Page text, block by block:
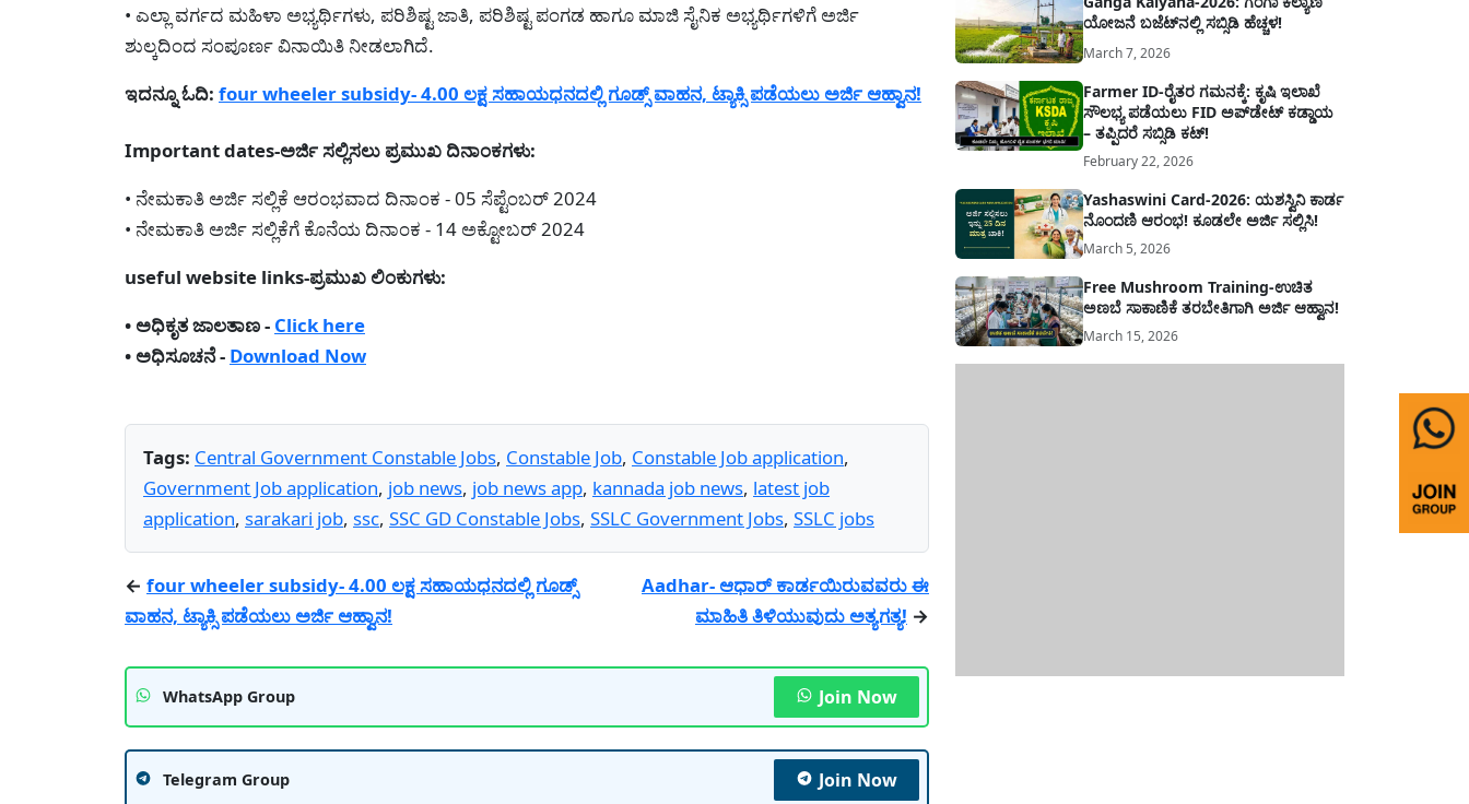
• ಎಲ್ಲಾ ವರ್ಗದ ಮಹಿಳಾ ಅಭ್ಯರ್ಥಿಗಳು, ಪರಿಶಿಷ್ಟ ಜಾತಿ, ಪರಿಶಿಷ್ಟ ಪಂಗಡ ಹಾಗೂ ಮಾಜಿ ಸೈನಿಕ ಅಭ್ಯರ್ಥಿಗಳಿಗೆ ಅರ್ಜಿ
ಶುಲ್ಕದಿಂದ ಸಂಪೂರ್ಣ ವಿನಾಯಿತಿ ನೀಡಲಾಗಿದೆ.
ಇದನ್ನೂ ಓದಿ: four wheeler subsidy- 4.00 ಲಕ್ಷ ಸಹಾಯಧನದಲ್ಲಿ ಗೂಡ್ಸ್ ವಾಹನ, ಟ್ಯಾಕ್ಸಿ ಪಡೆಯಲು ಅರ್ಜಿ ಆಹ್ವಾನ!
Important dates-ಅರ್ಜಿ ಸಲ್ಲಿಸಲು ಪ್ರಮುಖ ದಿನಾಂಕಗಳು:
• ನೇಮಕಾತಿ ಅರ್ಜಿ ಸಲ್ಲಿಕೆ ಆರಂಭವಾದ ದಿನಾಂಕ - 05 ಸೆಪ್ಟೆಂಬರ್ 2024
• ನೇಮಕಾತಿ ಅರ್ಜಿ ಸಲ್ಲಿಕೆಗೆ ಕೊನೆಯ ದಿನಾಂಕ - 14 ಅಕ್ಟೋಬರ್ 2024
useful website links-ಪ್ರಮುಖ ಲಿಂಕುಗಳು:
• ಅಧಿಕೃತ ಜಾಲತಾಣ - Click here
• ಅಧಿಸೂಚನೆ - Download Now
Tags: Central Government Constable Jobs, Constable Job, Constable Job application,
Government Job application, job news, job news app, kannada job news, latest job
application, sarakari job, ssc, SSC GD Constable Jobs, SSLC Government Jobs, SSLC jobs
← four wheeler subsidy- 4.00 ಲಕ್ಷ ಸಹಾಯಧನದಲ್ಲಿ ಗೂಡ್ಸ್
ವಾಹನ, ಟ್ಯಾಕ್ಸಿ ಪಡೆಯಲು ಅರ್ಜಿ ಆಹ್ವಾನ!
Aadhar- ಆಧಾರ್ ಕಾರ್ಡಯಿರುವವರು ಈ
ಮಾಹಿತಿ ತಿಳಿಯುವುದು ಅತ್ಯಗತ್ಯ! →
WhatsApp Group Join Now
Telegram Group Join Now
ಸರ್ಕಾರವು ಹಿರಿಯ ನಾಗರಿಕರ ಗುರುತಿನ ಚೀಟಿ...ಯೋಜನೆ ಬಜೆಟ್‌ನಲ್ಲಿ ಸಬ್ಸಿಡಿ ಹೆಚ್ಚಳ!
March 7, 2026
Farmer ID-ರೈತರ ಗಮನಕ್ಕೆ: ಕೃಷಿ ಇಲಾಖೆ
ಸೌಲಭ್ಯ ಪಡೆಯಲು FID ಅಪ್‌ಡೇಟ್ ಕಡ್ಡಾಯ
– ತಪ್ಪಿದರೆ ಸಬ್ಸಿಡಿ ಕಟ್!
February 22, 2026
Yashaswini Card-2026: ಯಶಸ್ವಿನಿ ಕಾರ್ಡ
ನೊಂದಣಿ ಆರಂಭ! ಕೂಡಲೇ ಅರ್ಜಿ ಸಲ್ಲಿಸಿ!
March 5, 2026
Free Mushroom Training-ಉಚಿತ
ಅಣಬೆ ಸಾಕಾಣಿಕೆ ತರಬೇತಿಗಾಗಿ ಅರ್ಜಿ ಆಹ್ವಾನ!
March 15, 2026